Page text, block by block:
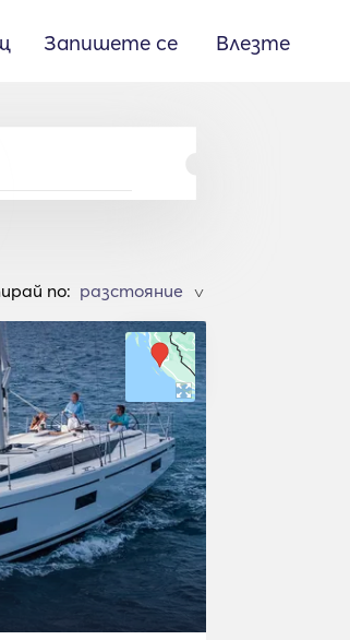
Запишете се Влезте
по: >